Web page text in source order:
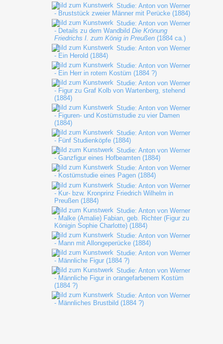
Studie: Anton von Werner
- Bruststück zweier Männer mit Perücke (1884)
Studie: Anton von Werner
- Details zu dem Wandbild Die Krönung
Friedrichs I. zum König in Preußen (1884 ca.)
Studie: Anton von Werner
- Ein Herold (1884)
Studie: Anton von Werner
- Ein Herr in rotem Kostüm (1884 ?)
Studie: Anton von Werner
- Figur zu Graf Kolb von Wartenberg, stehend
(1884)
Studie: Anton von Werner
- Figuren- und Kostümstudie zu vier Damen
(1884)
Studie: Anton von Werner
- Fünf Studienköpfe (1884)
Studie: Anton von Werner
- Ganzfigur eines Hofbeamten (1884)
Studie: Anton von Werner
- Kostümstudie eines Pagen (1884)
Studie: Anton von Werner
- Kur- bzw. Kronprinz Friedrich Wilhelm in
Preußen (1884)
Studie: Anton von Werner
- Malke (Amalie) Fabian, geb. Richter (Figur zu
Königin Sophie Charlotte) (1884)
Studie: Anton von Werner
- Mann mit Allongeperücke (1884)
Studie: Anton von Werner
- Männliche Figur (1884 ?)
Studie: Anton von Werner
- Männliche Figur in orangefarbenem Kostüm
(1884 ?)
Studie: Anton von Werner
- Männliches Brustbild (1884 ?)